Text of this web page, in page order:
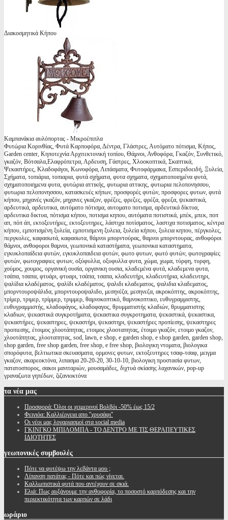
Διακοσμητικά Κήπου
Καμπανάκια αυλόπορτας - Μικροέπιπλα
Φυτώρια Κορινθίας, Φυτά Καρποφόρα, Δέντρα, Γλάστρες, Αυτόματο πότισμα, Κήπος,
Garden center, Κηποτεχνία Αρχιτεκτονική τοπίου, Θάμνοι, Ανθοφόρα, Γκαζόν, Συνθετικό,
γκαζόν, Βότσαλα,Ελαφρόπετρα, Αρδευση, Γάστρες, Χλοοκοπτικά, Σκαπτικά,
Ψεκαστήρες, Κλαδοφάγοι, Κωνοφόρα, Λιπάσματα, Φυτοφάρμακα, Εσπεριδοειδή, Ξυλεία,
Σχήματα, τοπιάρια, τοπιαρια, φυτά σχήματα, φυτα σχηματα, σχηματοποιημένα φυτά,
σχηματοποιημενα φυτα, φυτώρια αττικής, φυτωρια αττικης, φυτωρια πελοπονησσου,
φυτωρια πελοπονησσου, κατασκευές κήπων, προσφορές φυτών, προσφορες φυτων, φυτά
κήπου, μηχανές γκαζόν, μηχανες γκαζον, φρέζες, φρεζες, φρέζα, φρεζα, ψεκαστικά,
αρδευτικά, αρδευτικα, αυτόματο πότισμα, αυτοματο ποτισμα, αρδευτικά δίκτυα,
αρδευτικα δικτυα, πότισμα κήπου, ποτισμα κηπου, αυτόματα ποτιστικά, μπέκ, μπεκ, ποπ
απ, πόπ άπ, εκτοξευτήρες, εκτοξευτηρες, λάστιχα ποτίσματος, λαστιχα ποτισματος, κέντρα
κήπου, εμποτισμένη ξυλεία, εμποτισμενη ξυλεια, ξυλεία κήπου, ξυλεια κηπου, πέργκολες,
περγκολες, καφασωτά, καφασωτα, θάμνοι μπορντούρας, θαμνοι μπορντουρας, ανθοφόροι
θάμνοι, ανθοφοροι θαμνοι, γεωπονικά καταστήματα, γεωπονικα καταστηματα,
εγκυκλοπαίδεια φυτών, εγκυκλοπαιδεια φυτών, φωτο φυτων, φωτό φυτών, φωτογραφίες
φυτών, φωτογραφιες φυτων, οξύφυλλα, οξυφυλλα φυτα, χώμα, χωμα, τύρφη, τυρφη,
χούμος, χουμος, οργανική ουσία, οργανικη ουσια, κλαδεμένα φυτά, κλαδεμενα φυτα,
τσάπα, τσαπα, φτυάρι, φτυαρι, τσάπα, τσαπα, κλαδευτήρι, κλαδευτήρια, κλαδευτηρι,
ψαλίδια κλαδέματος, ψαλίδι κλαδέματος, ψαλιδι κλαδεματος, ψαλιδια κλαδεματος,
μπορντουροψάλιδα, μπορντουροψαλιδο, μεσηνέζα, μεσηνεζα, ακροκόπτης, ακροκόπτης,
τρίμερ, τριμερ, τρίμμερ, τριμμερ, θαμνοκοπτικό, θαμνοκοπτικο, ευθυγραμμιστης,
ευθυγραμμιστής, κλαδοφάγος, κλαδοφαγος, θρυμματιστής κλαδιών, θρυμματιστης
κλαδιων, ψεκαστικά συγκροτήματα, ψεκαστικα συγκροτηματα, ψεκαστικά, ψεκαστικα,
ψεκαστήρες, ψεκαστηρες, ψεκαστήρι, ψεκαστηρι, ψεκαστήρες προπίεσης, ψεκαστηρες
προπιεσης, έτοιμος χλοοτάπητας, ετοιμος χλοοταπητας, έτοιμο γκαζόν, ετοιμο γκαζον,
χλοοτάπητας, χλοοταπητας, sod, lawn, e shop, e garden shop, e shop garden, garden shop,
shop garden, free shop garden, free shop, e free shop, βιολογικη ντοματα, βιολογικα
σπορόφυτα, βελτιωτικα σκευασματα, ορμονες φυτων, εκτοξευτηρες τσαφ-τσαφ, μειγμα
γκαζον, ακαρεοκτόνα, λιπασμα 20-20-20, 30-10-10, βιολογικη προστασία φυτων,
πατατοσπορος, σακοι μανιταριών, μουσαμάδες, διχτυά σκίασης λαχανικών, pop-up
γραναζωτα γηπέδων, ζιζανιοκτόνα
τα νέα μας
Προσφορά: Όλοι οι χειμερινοί Βολβόι -50% έως 15/2
Φειγιόα: Καλλιέργεια απο ''χρυσάφι''
Oι νέοι μας λογαριασμοί στα social media
ΓΚΙΝΓΚΟ ΜΠΙΛΟΜΠΑ - ΤΟ ΔΕΝΤΡΟ ΜΕ ΤΙΣ ΘΕΡΑΠΕΥΤΙΚΕΣ
ΙΔΙΟΤΗΤΕΣ
γεωπονικές συμβουλές
Πότε να φυτέψω την λεβάντα μου ;
Λίπανση πατάτας - Πότε και πώς γίνεται.
Καλλωπιστικά φυτά που αντέχουν σε σκιά.
Ελιά: Πως αυξάνουμε την ανθοφορία, το ποσοστό καρπόδεσης και την
περιεκτικότητα των καρπών σε λάδι
ωράριο